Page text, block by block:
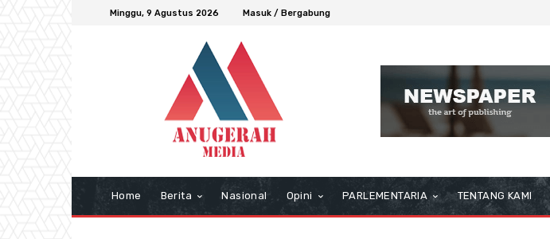
Minggu, 9 Agustus 2026 Masuk / Bergabung
Home Berita Nasional Opini PARLEMENTARIA TENTANG KAMI